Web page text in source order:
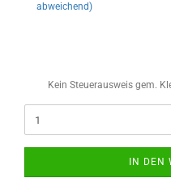
abweichend)
Kein Steuerausweis gem.
IN DEN